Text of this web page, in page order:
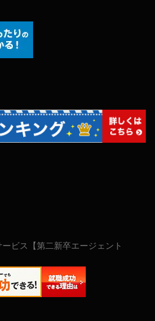
ビス【第二新卒エージェント